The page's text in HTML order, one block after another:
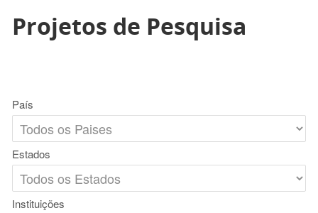
Projetos de Pesquisa
País
Estados
Instituições